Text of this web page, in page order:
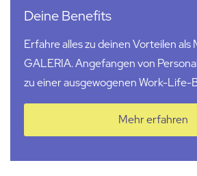
Deine Benefits
Erfahre alles zu deinen Vorteilen
GALERIA. Angefangen von
zu einer ausgewogenen Work-Life-
Mehr erfahren